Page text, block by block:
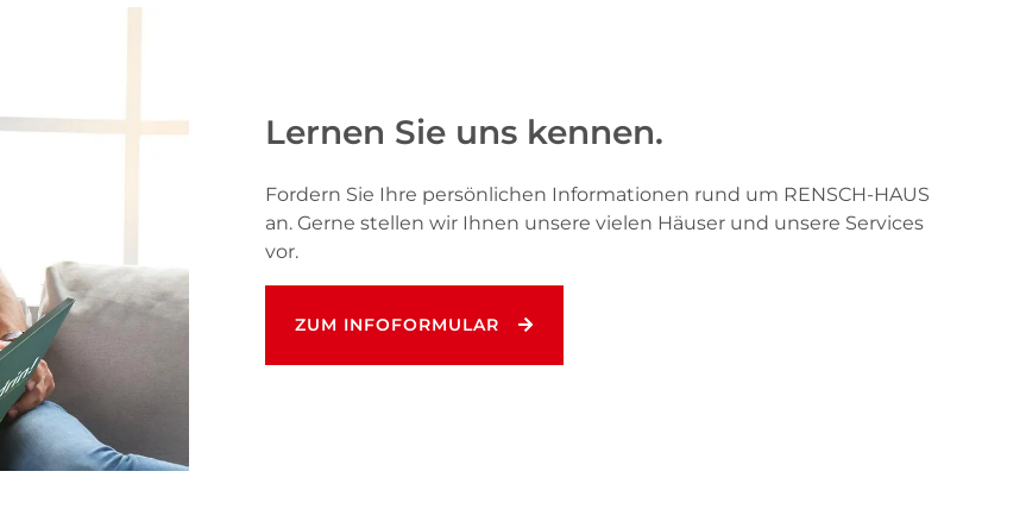
Lernen Sie uns kennen.
Fordern Sie Ihre persönlichen Informationen rund um RENSCH-HAUS
an. Gerne stellen wir Ihnen unsere vielen Häuser und unsere Services
vor.
ZUM INFOFORMULAR